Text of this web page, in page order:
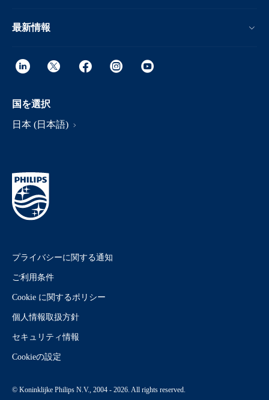
最新情報
国を選択
日本 (日本語)
プライバシーに関する通知
ご利用条件
Cookie に関するポリシー
個人情報取扱方針
セキュリティ情報
Cookieの設定
© Koninklijke Philips N.V., 2004 - 2026. All rights reserved.